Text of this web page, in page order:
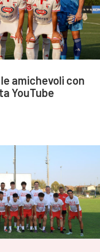
amichevoli con
YouTube